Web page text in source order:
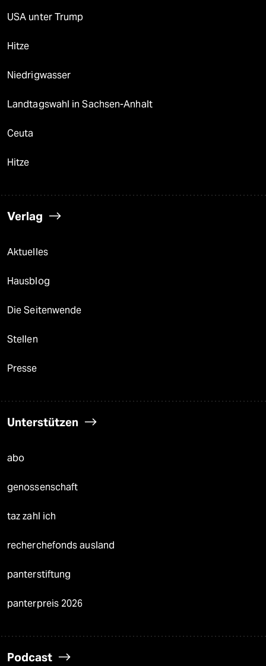
USA unter Trump
Hitze
Niedrigwasser
Landtagswahl in Sachsen-Anhalt
Ceuta
Hitze
Verlag
Aktuelles
Hausblog
Die Seitenwende
Stellen
Presse
Unterstützen
abo
genossenschaft
taz zahl ich
recherchefonds ausland
panterstiftung
panterpreis 2026
Podcast